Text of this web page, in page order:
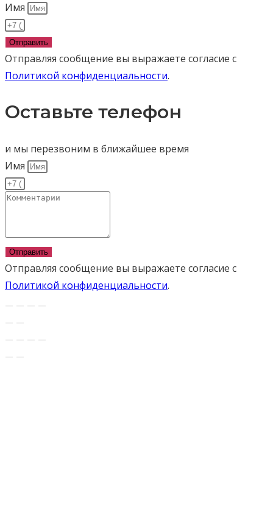
Имя
Отправить
Отправляя сообщение вы выражаете согласие с
Политикой конфиденциальности.
Оставьте телефон
и мы перезвоним в ближайшее время
Имя
Отправить
Отправляя сообщение вы выражаете согласие с
Политикой конфиденциальности.